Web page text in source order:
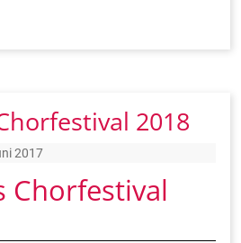
2018
2017
Chorfestival